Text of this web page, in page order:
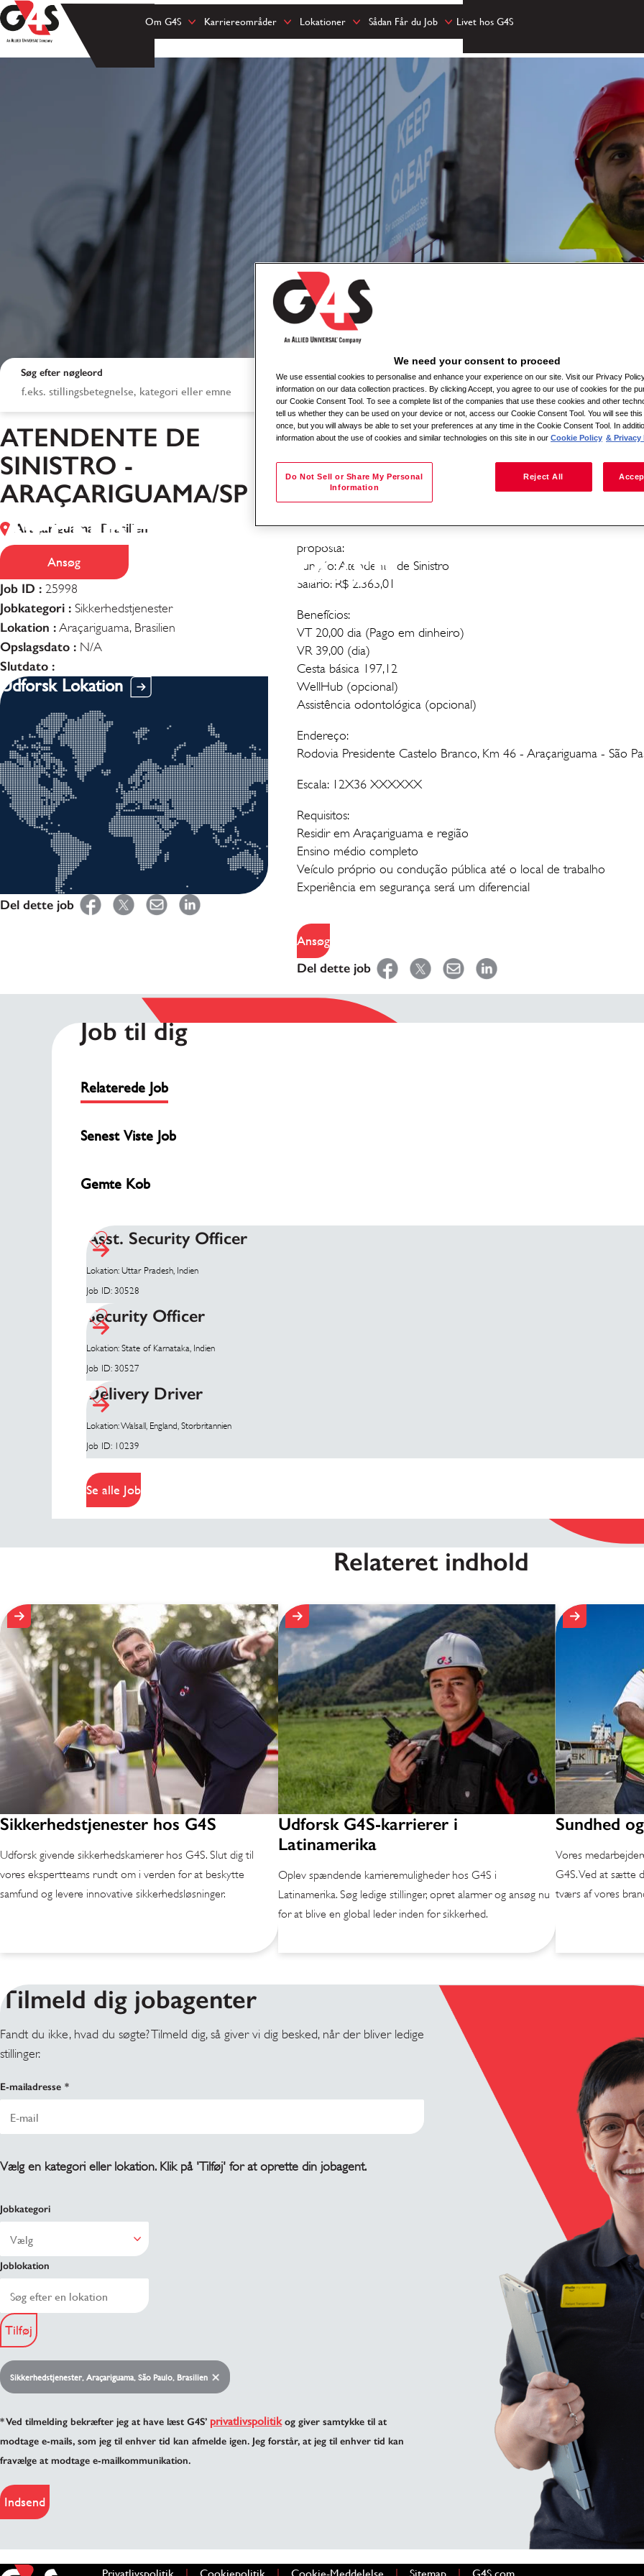
Om G4S Karriereområder Lokationer Sådan Får du Job Livet hos G4S
ATENDENTE DE SINISTRO
- ARAÇARIGUAMA/SP
Søg efter nøgleord Søg efter lokation
ATENDENTE DE
SINISTRO -
ARAÇARIGUAMA/SP
Araçariguama, Brasilien
Ansøg
Job ID : 25998
Jobkategori : Sikkerhedstjenester
Lokation : Araçariguama, Brasilien
Opslagsdato : N/A
Slutdato :
Udforsk Lokation
Del dette job
Estamos com vaga para Atendente de Sinistro (Controlador de
Informações sobre a vaga
Função: Controlar acesso com revista no portal detector de
proposta:
Função: Atendente de Sinistro
Salário: R$ 2.363,01
Benefícios:
VT 20,00 dia (Pago em dinheiro)
VR 39,00 (dia)
Cesta básica 197,12
WellHub (opcional)
Assistência odontológica (opcional)
Endereço:
Rodovia Presidente Castelo Branco, Km 46 - Araçariguama - São
Escala: 12X36 XXXXXX
Requisitos:
Residir em Araçariguama e região
Ensino médio completo
Veículo próprio ou condução pública até o local de trabalho
Experiência em segurança será um diferencial
Ansøg
Del dette job
Job til dig
Relaterede Job
Senest Viste Job
Gemte Kob
Asst. Security Officer
Lokation: Uttar Pradesh, Indien
Job ID: 30528
Security Officer
Lokation: State of Karnataka, Indien
Job ID: 30527
Delivery Driver
Lokation: Walsall, England, Storbritannien
Job ID: 10239
Se alle Job
Relateret indhold
Sikkerhedstjenester hos G4S
Udforsk givende sikkerhedskarrierer hos G4S. Slut dig til
vores ekspertteams rundt om i verden for at beskytte
samfund og levere innovative sikkerhedsløsninger.
Udforsk G4S-karrierer i
Latinamerika
Oplev spændende karrieremuligheder hos G4S i
Latinamerika. Søg ledige stillinger, opret alarmer og ansøg nu
for at blive en global leder inden for sikkerhed.
Sundhed
Vores
G4S. Ved at sætte
tværs af vores
Tilmeld dig jobagenter
Fandt du ikke, hvad du søgte? Tilmeld dig, så giver vi dig besked, når der bliver ledige
stillinger.
E-mailadresse
Vælg en kategori eller lokation. Klik på 'Tilføj' for at oprette din jobagent.
Jobkategori
Joblokation
Tilføj
Sikkerhedstjenester, Araçariguama, São Paulo, Brasilien
* Ved tilmelding bekræfter jeg at have læst G4S’ privatlivspolitikog giver samtykke til at
modtage e-mails, som jeg til enhver tid kan afmelde igen. Jeg forstår, at jeg til enhver tid kan
fravælge at modtage e-mailkommunikation.
Indsend
We need your consent to proceed
We use essential cookies to personalise and enhance your experience on our site. Visit our Privacy
information on our data collection practices. By clicking Accept, you agree to our use of cookies for the
our Cookie Consent Tool. To see a complete list of the companies that use these cookies and other
tell us whether they can be used on your device or not, access our Cookie Consent Tool. You will see
once, but you will always be able to set your preferences at any time in the Cookie Consent Tool. In
information about the use of cookies and similar technologies on this site in our Cookie Policy & Privacy
Do Not Sell or Share My Personal
Information
Reject All